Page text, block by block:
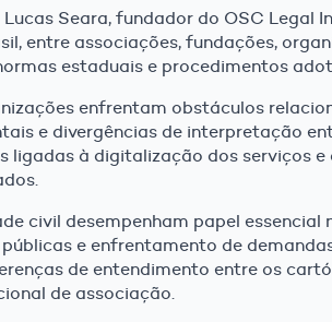
Seara, fundador do OSC Legal
entre associações, fundações,
estaduais e procedimentos
enfrentam obstáculos
e divergências de interpretação
à digitalização dos serviços e
civil desempenham papel
e enfrentamento de
de entendimento entre os
de associação.